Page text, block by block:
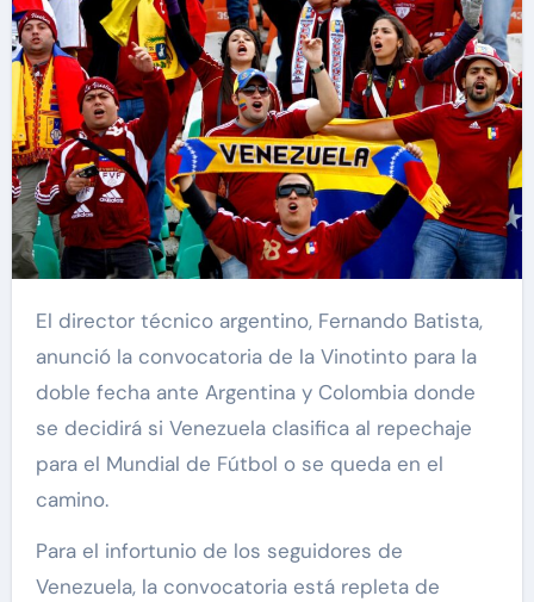
El director técnico argentino, Fernando Batista,
anunció la convocatoria de la Vinotinto para la
doble fecha ante Argentina y Colombia donde
se decidirá si Venezuela clasifica al repechaje
para el Mundial de Fútbol o se queda en el
camino.
Para el infortunio de los seguidores de
Venezuela, la convocatoria está repleta de